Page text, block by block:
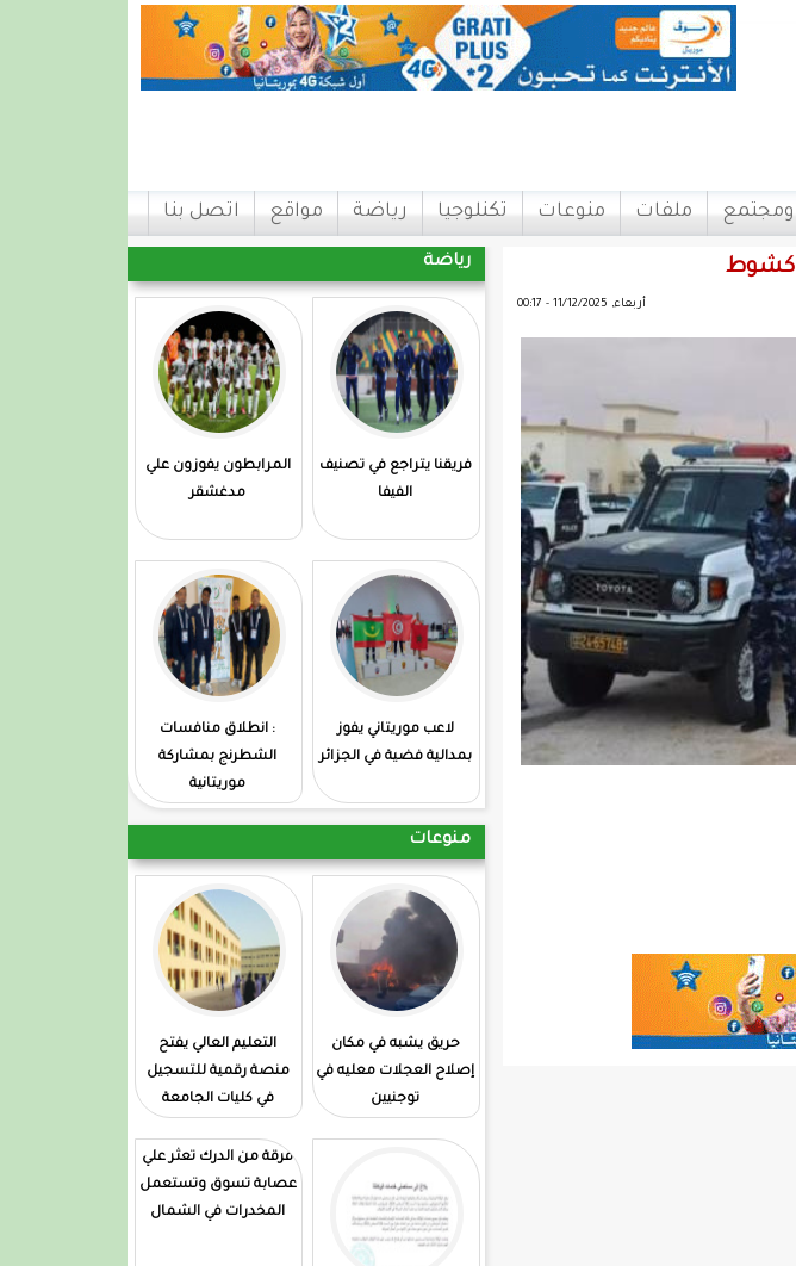
ومجتمع ملفات منوعات تكنلوجيا رياضة مواقع اتصل بنا
رياضة
فريقنا يتراجع في تصنيف
الفيفا
المرابطون يفوزون علي
مدغشقر
لاعب موريتاني يفوز
بمدالية فضية في الجزائر
: انطلاق منافسات
الشطرنج بمشاركة
موريتانية
منوعات
حريق يشبه في مكان
إصلاح العجلات معليه في
توجنيين
التعليم العالي يفتح
منصة رقمية للتسجيل
في كليات الجامعة
فرقة من الدرك تعثر علي
عصابة تسوق وتستعمل
المخدرات في الشمال
أربعاء, 11/12/2025 - 00:17